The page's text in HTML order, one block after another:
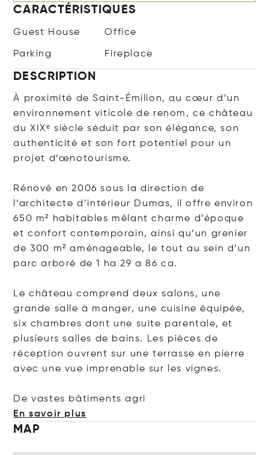
CARACTÉRISTIQUES
Guest House Office
Parking Fireplace
DESCRIPTION
À proximité de Saint-Émilion, au cœur d’un
environnement viticole de renom, ce château
du XIXᵉ siècle séduit par son élégance, son
authenticité et son fort potentiel pour un
projet d’œnotourisme.
Rénové en 2006 sous la direction de
l’architecte d’intérieur Dumas, il offre environ
650 m² habitables mêlant charme d’époque
et confort contemporain, ainsi qu’un grenier
de 300 m² aménageable, le tout au sein d’un
parc arboré de 1 ha 29 a 86 ca.
Le château comprend deux salons, une
grande salle à manger, une cuisine équipée,
six chambres dont une suite parentale, et
plusieurs salles de bains. Les pièces de
réception ouvrent sur une terrasse en pierre
avec une vue imprenable sur les vignes.
De vastes bâtiments agri
En savoir plus
MAP